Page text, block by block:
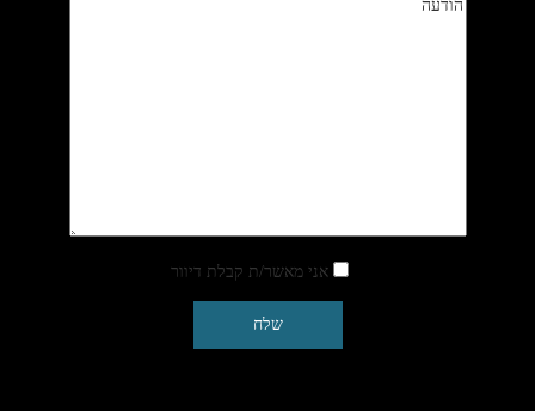
אני מאשר/ת קבלת דיוור